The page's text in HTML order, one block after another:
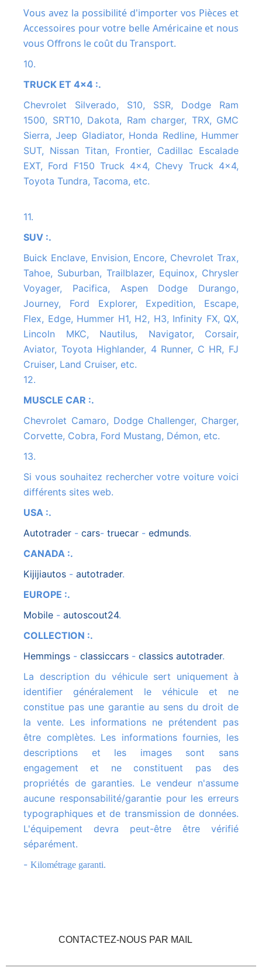
Vous avez la possibilité d'importer vos Pièces et
Accessoires pour votre belle Américaine et nous
vous Offrons le coût du Transport.
10.
TRUCK ET 4x4 :.
Chevrolet Silverado, S10, SSR, Dodge Ram
1500, SRT10, Dakota, Ram charger, TRX, GMC
Sierra, Jeep Gladiator, Honda Redline, Hummer
SUT, Nissan Titan, Frontier, Cadillac Escalade
EXT, Ford F150 Truck 4x4, Chevy Truck 4x4,
Toyota Tundra, Tacoma, etc.
11.
SUV :.
Buick Enclave, Envision, Encore, Chevrolet Trax,
Tahoe, Suburban, Trailblazer, Equinox, Chrysler
Voyager, Pacifica, Aspen Dodge Durango,
Journey, Ford Explorer, Expedition, Escape,
Flex, Edge, Hummer H1, H2, H3, Infinity FX, QX,
Lincoln MKC, Nautilus, Navigator, Corsair,
Aviator, Toyota Highlander, 4 Runner, C HR, FJ
Cruiser, Land Cruiser, etc.
12.
MUSCLE CAR :.
Chevrolet Camaro, Dodge Challenger, Charger,
Corvette, Cobra, Ford Mustang, Démon, etc.
13.
Si vous souhaitez rechercher votre voiture voici
différents sites web.
USA :.
autotrader - cars- truecar - edmunds.
CANADA :.
kijijiautos - autotrader.
EUROPE :.
mobile - autoscout24.
COLLECTION :.
hemmings - classiccars - classics autotrader.
La description du véhicule sert uniquement à
identifier généralement le véhicule et ne
constitue pas une garantie au sens du droit de
la vente. Les informations ne prétendent pas
être complètes. Les informations fournies, les
descriptions et les images sont sans
engagement et ne constituent pas des
propriétés de garanties. Le vendeur n'assume
aucune responsabilité/garantie pour les erreurs
typographiques et de transmission de données.
L'équipement devra peut-être être vérifié
séparément.
Kilométrage garanti.
CONTACTEZ-NOUS PAR MAIL